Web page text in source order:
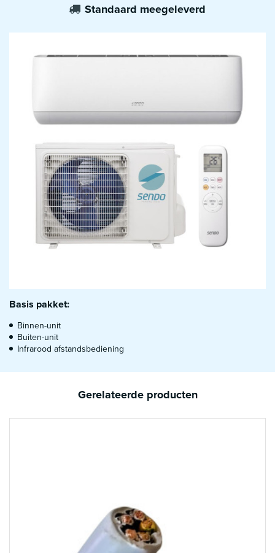
Standaard meegeleverd
Basis pakket:
Binnen-unit
Buiten-unit
Infrarood afstandsbediening
Gerelateerde producten